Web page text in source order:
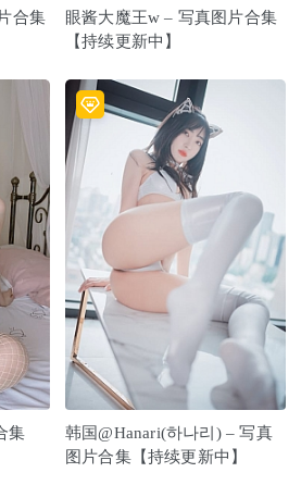
合集
眼酱大魔王w – 写真图片合集
【持续更新中】
集
韩国@Hanari(하나리) – 写真
图片合集【持续更新中】